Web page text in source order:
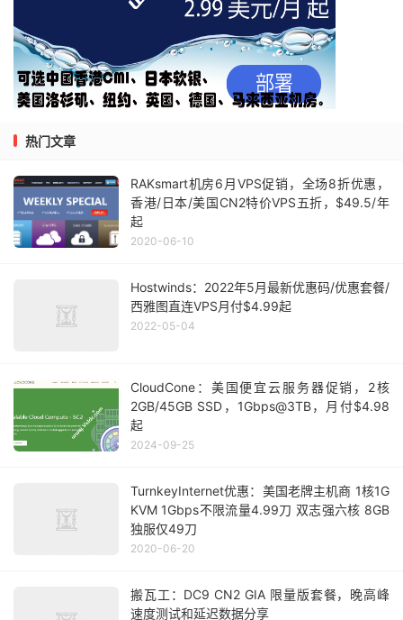
热门文章
RAKsmart机房6月VPS促销，全场8折优惠，
香港/日本/美国CN2特价VPS五折，$49.5/年
起
2020-06-10
Hostwinds：2022年5月最新优惠码/优惠套餐/
西雅图直连VPS月付$4.99起
2022-05-04
CloudCone：美国便宜云服务器促销，2核
2GB/45GB SSD，1Gbps@3TB，月付$4.98
起
2024-09-25
TurnkeyInternet优惠：美国老牌主机商 1核1G
KVM 1Gbps不限流量4.99刀 双志强六核 8GB
独服仅49刀
2020-06-20
搬瓦工：DC9 CN2 GIA 限量版套餐，晚高峰
速度测试和延迟数据分享